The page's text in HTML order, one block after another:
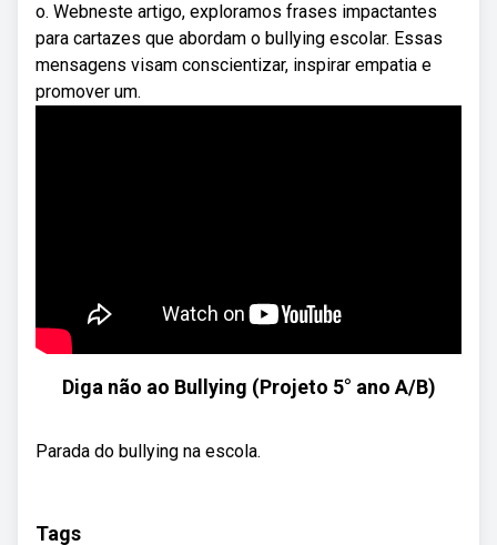
o. Webneste artigo, exploramos frases impactantes
para cartazes que abordam o bullying escolar. Essas
mensagens visam conscientizar, inspirar empatia e
promover um.
Diga não ao Bullying (Projeto 5° ano A/B)
Parada do bullying na escola.
Tags